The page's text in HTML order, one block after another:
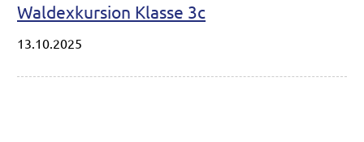
Waldexkursion Klasse 3c
13.10.2025